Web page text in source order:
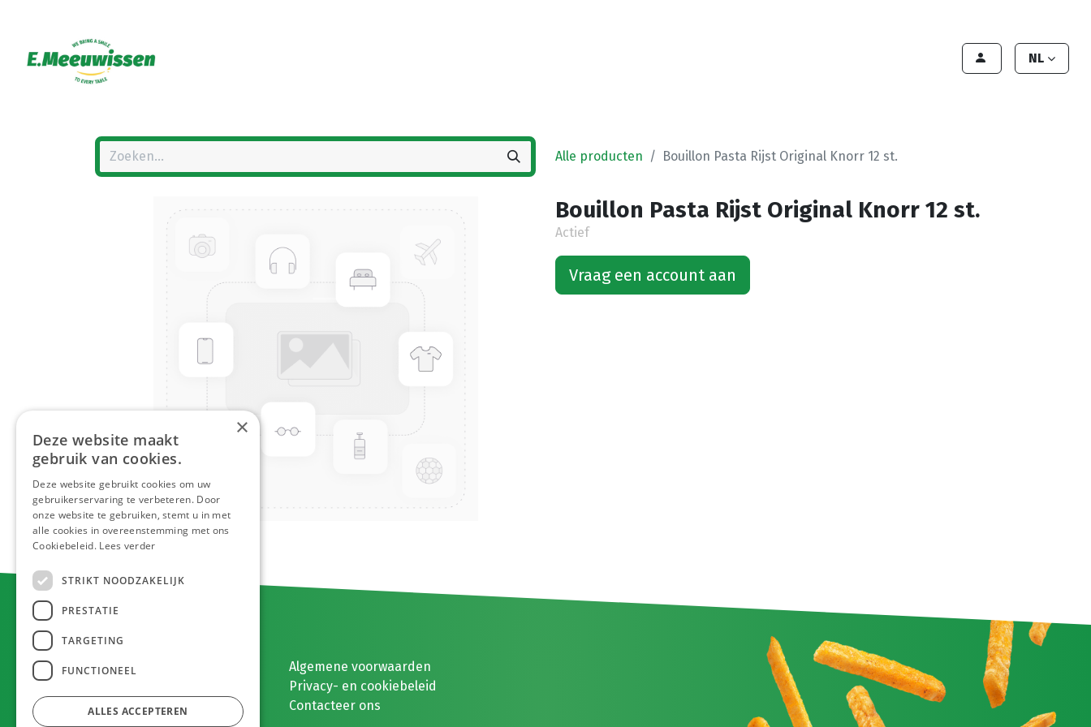
NL
Alle producten Bouillon Pasta Rijst Original Knorr 12 st.
Bouillon Pasta Rijst Original Knorr 12 st.
Actief
Vraag een account aan
E. MEEUWISSEN BV
Gaston Eyskenslaan 2
3900 Pelt, België
Algemene voorwaarden
Privacy- en cookiebeleid
Contacteer ons
×
Deze website maakt
gebruik van cookies.
Deze website gebruikt cookies om uw
gebruikerservaring te verbeteren. Door
onze website te gebruiken, stemt u in met
alle cookies in overeenstemming met ons
Cookiebeleid. Lees verder
STRIKT NOODZAKELIJK
PRESTATIE
TARGETING
FUNCTIONEEL
ALLES ACCEPTEREN